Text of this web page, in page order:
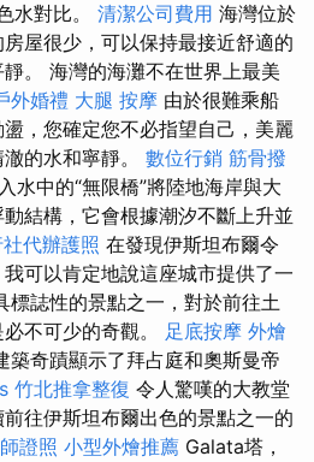
水對比。 清潔公司費用 海灣位於
屋很少，可以保持最接近舒適的
。 海灣的海灘不在世界上最美
外婚禮 大腿 按摩 由於很難乘船
，您確定您不必指望自己，美麗
的水和寧靜。 數位行銷 筋骨撥
水中的“無限橋”將陸地海岸與大
結構，它會根據潮汐不斷上升並
代辦護照 在發現伊斯坦布爾令
可以肯定地說這座城市提供了一
標誌性的景點之一，對於前往土
不可少的奇觀。 足底按摩 外燴
築奇蹟顯示了拜占庭和奧斯曼帝
竹北推拿整復 令人驚嘆的大教堂
往伊斯坦布爾出色的景點之一的
證照 小型外燴推薦 Galata塔，